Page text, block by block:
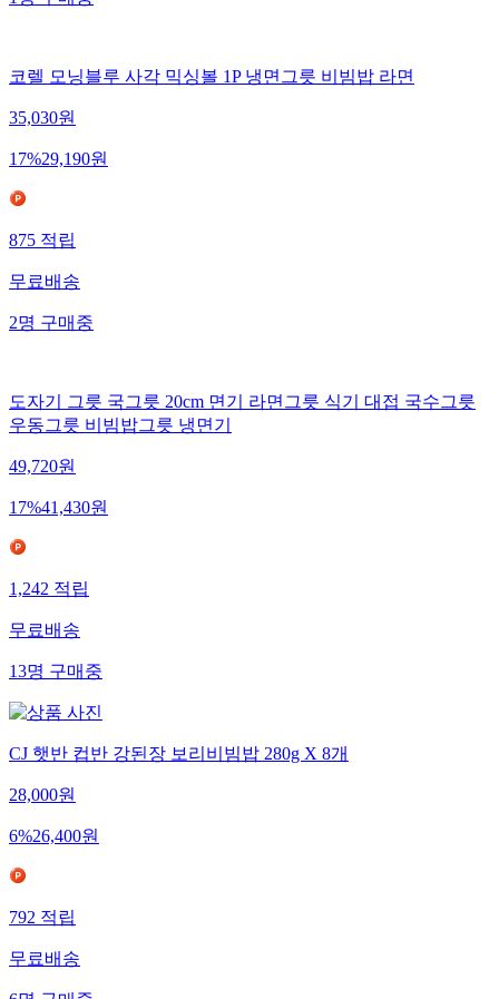
1명구매중
코렐 모닝블루 사각 믹싱볼 1P 냉면그릇 비빔밥 라면
35,030원
17%29,190원
875적립
무료배송
2명구매중
도자기 그릇 국그릇 20cm 면기 라면그릇 식기 대접 국수그릇
우동그릇 비빔밥그릇 냉면기
49,720원
17%41,430원
1,242적립
무료배송
13명구매중
CJ 햇반 컵반 강된장 보리비빔밥 280g X 8개
28,000원
6%26,400원
792적립
무료배송